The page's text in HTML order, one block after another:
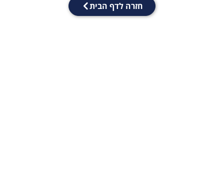
חזרה לדף הבית